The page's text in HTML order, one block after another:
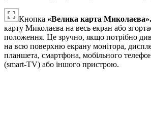
Кнопка «Велика карта Миколаєва».
карту Миколаєва на весь екран або
положення. Це зручно, якщо потрібно
на всю поверхню екрану монітора,
планшета, смартфона, мобільного
(smart-TV) або іншого пристрою.